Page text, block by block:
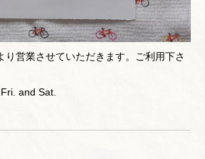
り営業させていただきます。ご利用下さ
and Sat.